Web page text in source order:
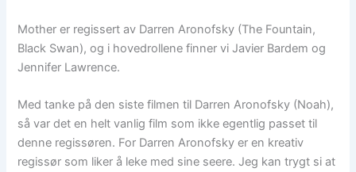
Mother er regissert av Darren Aronofsky (The Fountain,
Black Swan), og i hovedrollene finner vi Javier Bardem og
Jennifer Lawrence.
Med tanke på den siste filmen til Darren Aronofsky (Noah),
så var det en helt vanlig film som ikke egentlig passet til
denne regissøren. For Darren Aronofsky er en kreativ
regissør som liker å leke med sine seere. Jeg kan trygt si at